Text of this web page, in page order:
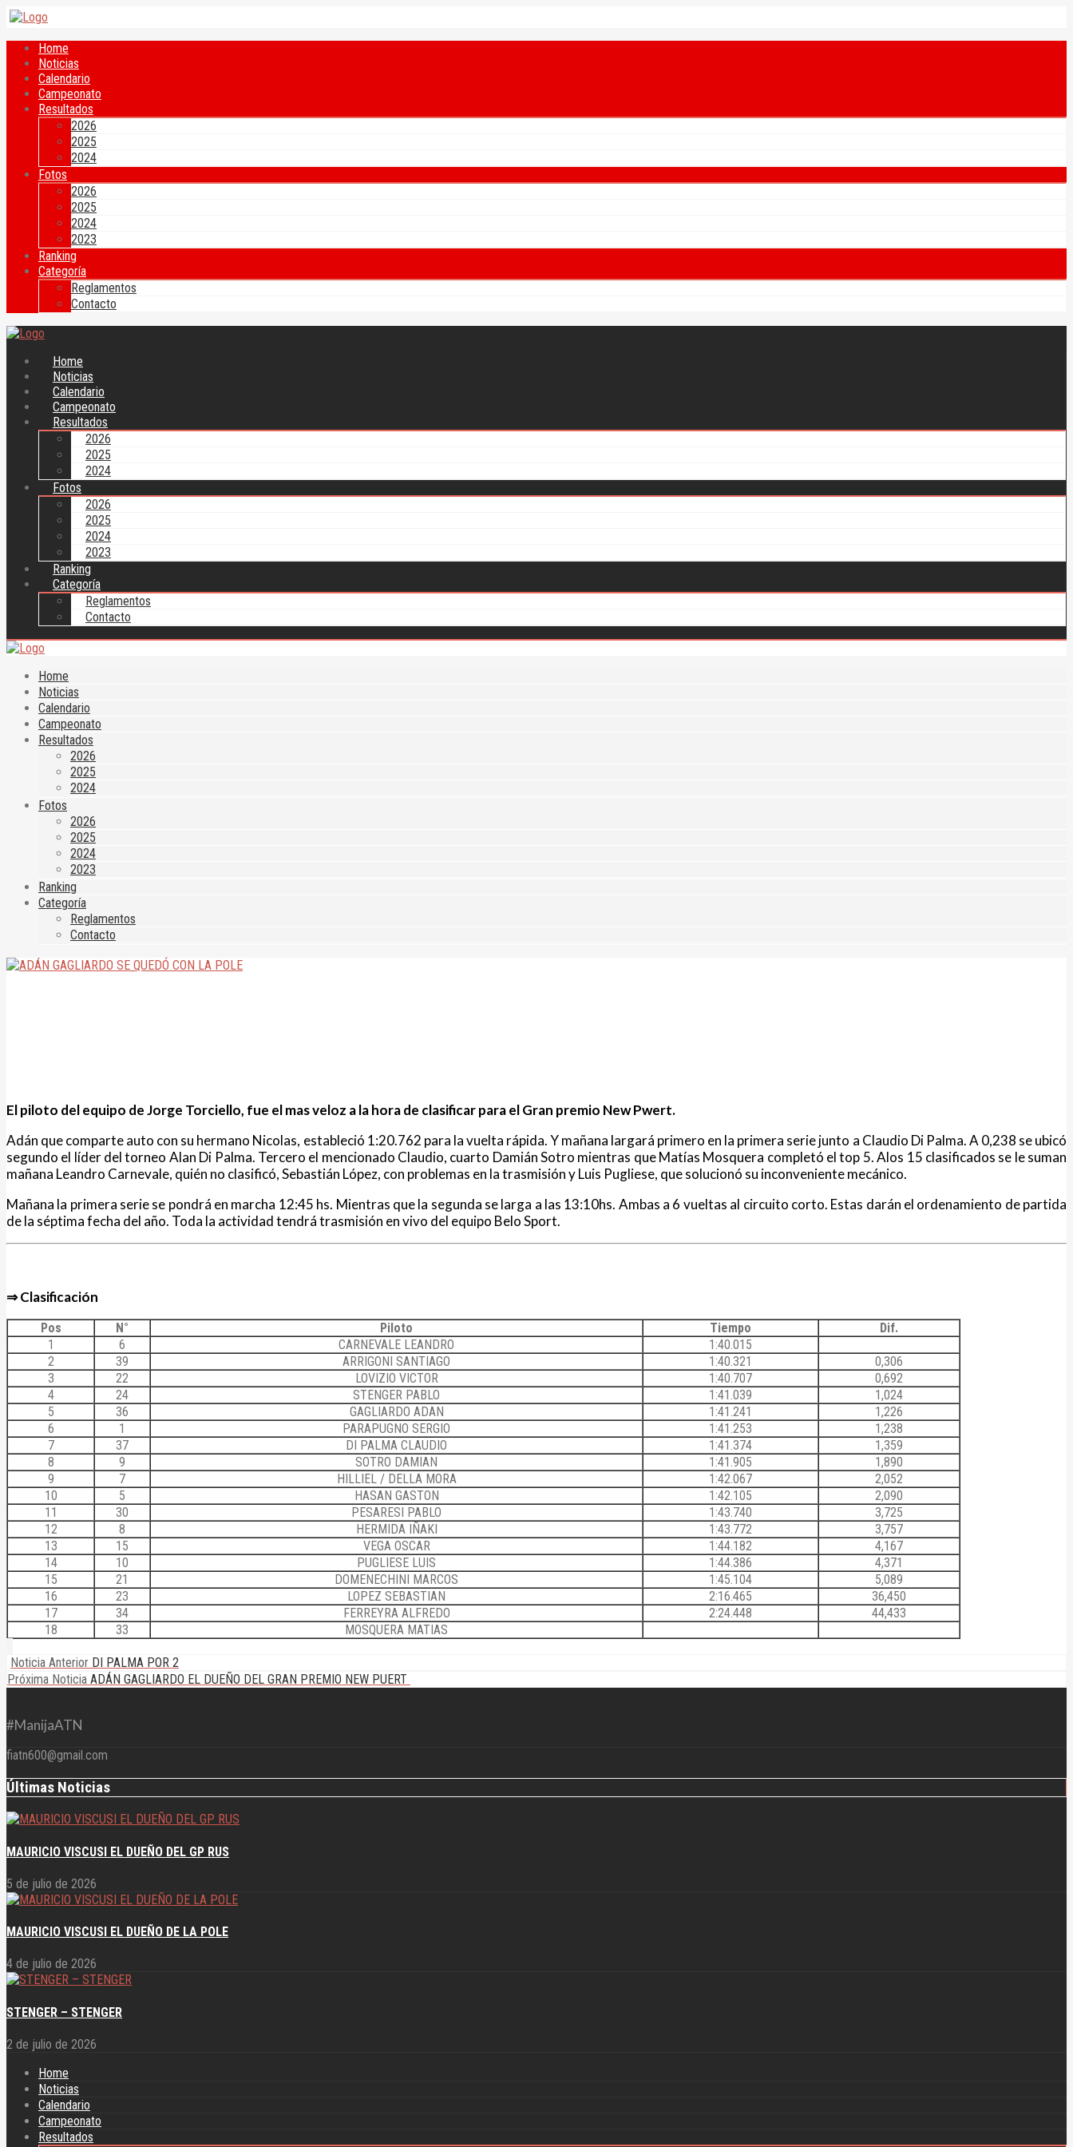
Home
Noticias
Calendario
Campeonato
Resultados
2026
2025
2024
Fotos
2026
2025
2024
2023
Ranking
Categoría
Reglamentos
Contacto
Home
Noticias
Calendario
Campeonato
Resultados
2026
2025
2024
Fotos
2026
2025
2024
2023
Ranking
Categoría
Reglamentos
Contacto
Home
Noticias
Calendario
Campeonato
Resultados
2026
2025
2024
Fotos
2026
2025
2024
2023
Ranking
Categoría
Reglamentos
Contacto
El piloto del equipo de Jorge Torciello, fue el mas veloz a la hora de clasificar para el Gran premio New Pwert.
Adán que comparte auto con su hermano Nicolas, estableció 1:20.762 para la vuelta rápida. Y mañana largará primero en la primera serie junto a Claudio Di Palma. A 0,238 se ubicó
segundo el líder del torneo Alan Di Palma. Tercero el mencionado Claudio, cuarto Damián Sotro mientras que Matías Mosquera completó el top 5. Alos 15 clasificados se le suman
mañana Leandro Carnevale, quién no clasificó, Sebastián López, con problemas en la trasmisión y Luis Pugliese, que solucionó su inconveniente mecánico.
Mañana la primera serie se pondrá en marcha 12:45 hs. Mientras que la segunda se larga a las 13:10hs. Ambas a 6 vueltas al circuito corto. Estas darán el ordenamiento de partida
de la séptima fecha del año. Toda la actividad tendrá trasmisión en vivo del equipo Belo Sport.
⇒ Clasificación
Pos N° Piloto Tiempo
Dif.
1
6 CARNEVALE LEANDRO
1:40.015
2
39 ARRIGONI SANTIAGO 1:40.321
0,306
3
22 LOVIZIO VICTOR 1:40.707
0,692
4
24 STENGER PABLO 1:41.039
1,024
5
36 GAGLIARDO ADAN 1:41.241
1,226
6
1 PARAPUGNO SERGIO 1:41.253
1,238
7
37 DI PALMA CLAUDIO 1:41.374
1,359
8
9 SOTRO DAMIAN 1:41.905
1,890
9
7 HILLIEL / DELLA MORA 1:42.067
2,052
10
5 HASAN GASTON 1:42.105
2,090
11
30 PESARESI PABLO 1:43.740
3,725
12
8 HERMIDA IÑAKI 1:43.772
3,757
13
15 VEGA OSCAR 1:44.182
4,167
14
10 PUGLIESE LUIS 1:44.386
4,371
15
21 DOMENECHINI MARCOS 1:45.104
5,089
16
23 LOPEZ SEBASTIAN 2:16.465
36,450
17
34 FERREYRA ALFREDO 2:24.448
44,433
18
33 MOSQUERA MATIAS
Noticia Anterior DI PALMA POR 2
Próxima Noticia ADÁN GAGLIARDO EL DUEÑO DEL GRAN PREMIO NEW PUERT
#ManijaATN
fiatn600@gmail.com
Últimas Noticias
MAURICIO VISCUSI EL DUEÑO DEL GP RUS
5 de julio de 2026
MAURICIO VISCUSI EL DUEÑO DE LA POLE
4 de julio de 2026
STENGER – STENGER
2 de julio de 2026
Home
Noticias
Calendario
Campeonato
Resultados